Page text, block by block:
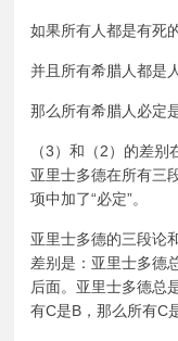
如果所有人都是有
并且所有希腊人都是
那么所有希腊人必定
（3）和（2）的差
亚里士多德在所有三
项中加了“必定”。
亚里士多德的三段论
差别是：亚里士多德
后面。亚里士多德总
有C是B，那么所有C